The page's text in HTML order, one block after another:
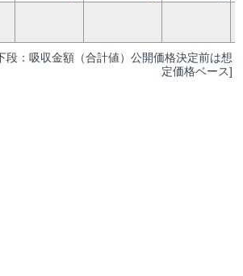
段：吸収金額（合計値）公開価格決定前は想
定価格ベース]